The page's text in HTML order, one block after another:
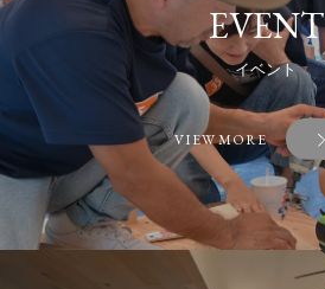
EVENT
イベント
VIEW MORE